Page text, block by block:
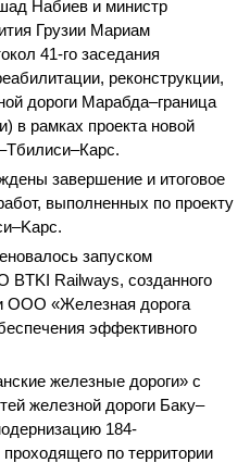
Набиев и министр
Грузии Мариам
41-го заседания
реконструкции,
дороги Марабда–граница
в рамках проекта новой
завершение и итоговое
выполненных по проекту
запуском
BTKI Railways, созданного
ООО «Железная дорога
эффективного
железные дороги» с
железной дороги Баку–
184-
по территории